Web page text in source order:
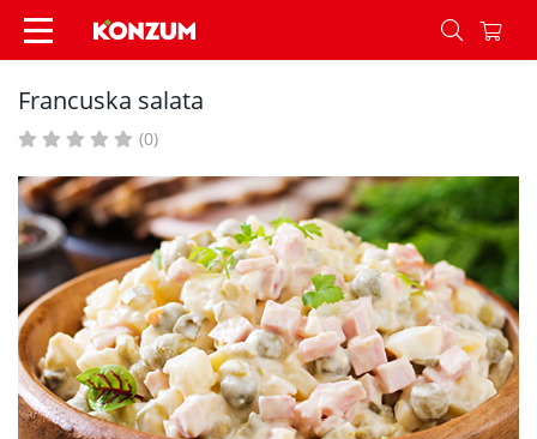
Francuska salata - Recepti - Konzum
Francuska salata
(0)